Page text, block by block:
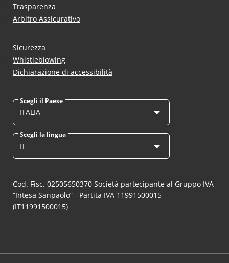
Trasparenza
Arbitro Assicurativo
Sicurezza
Whistleblowing
Dichiarazione di accessibilità
Scegli il Paese
ITALIA
Scegli la lingua
IT
Cod. Fisc. 02505650370 Società partecipante al Gruppo IVA
“Intesa Sanpaolo” - Partita IVA 11991500015
(IT11991500015)